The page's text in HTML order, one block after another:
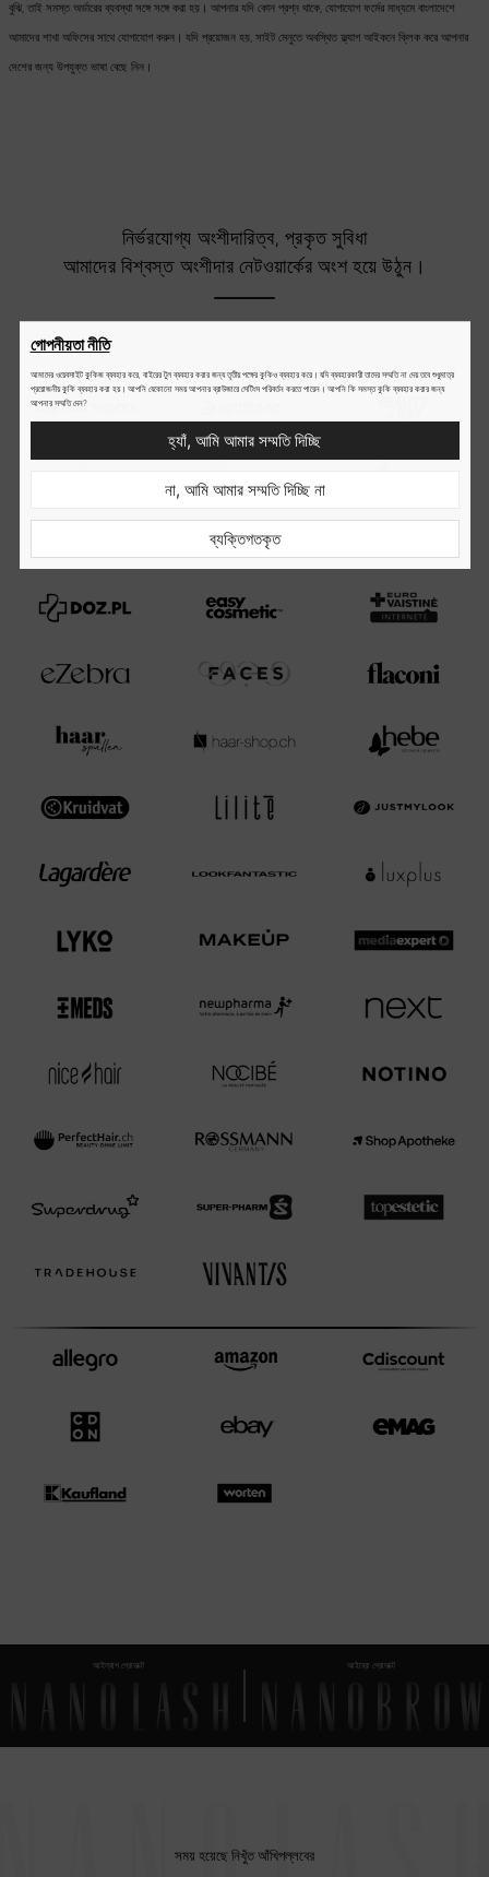
বুঝি, তাই সমস্ত অর্ডারের ব্যবস্থা সঙ্গে সঙ্গে করা হয়। আপনার যদি কোন প্রশ্ন থাকে, যোগাযোগ ফর্মের মাধ্যমে বাংলাদেশে
আমাদের শাখা অফিসের সাথে যোগাযোগ করুন। যদি প্রয়োজন হয়, সাইট মেনুতে অবস্থিত ফ্ল্যাগ আইকনে ক্লিক করে আপনার
দেশের জন্য উপযুক্ত ভাষা বেছে নিন।
নির্ভরযোগ্য অংশীদারিত্ব, প্রকৃত সুবিধা
আমাদের বিশ্বস্ত অংশীদার নেটওয়ার্কের অংশ হয়ে উঠুন।
আপনি আমাদের পণ্য কসমেটিক দোকান, বিভিন্ন মার্কেটপ্লেস প্ল্যাটফর্ম এবং নামীদামী বিউটি সেলুনে পাবেন।
আইল্যাশ প্রোডাক্ট আইব্রো প্রোডাক্ট
সময় হয়েছে নিখুঁত আঁখিপল্লবের
গোপনীয়তা নীতি
আমাদের ওয়েবসাইট কুকিজ ব্যবহার করে, বাইরের টুল ব্যবহার করার জন্য তৃতীয় পক্ষের কুকিও ব্যবহার করে। যদি ব্যবহারকারী তাদের সম্মতি না দেয় তবে শুধুমাত্র
প্রয়োজনীয় কুকি ব্যবহার করা হয়। আপনি যেকোনো সময় আপনার ব্রাউজারে সেটিংস পরিবর্তন করতে পারেন। আপনি কি সমস্ত কুকি ব্যবহার করার জন্য
আপনার সম্মতি দেন?
হ্যাঁ, আমি আমার সম্মতি দিচ্ছি
না, আমি আমার সম্মতি দিচ্ছি না
ব্যক্তিগতকৃত